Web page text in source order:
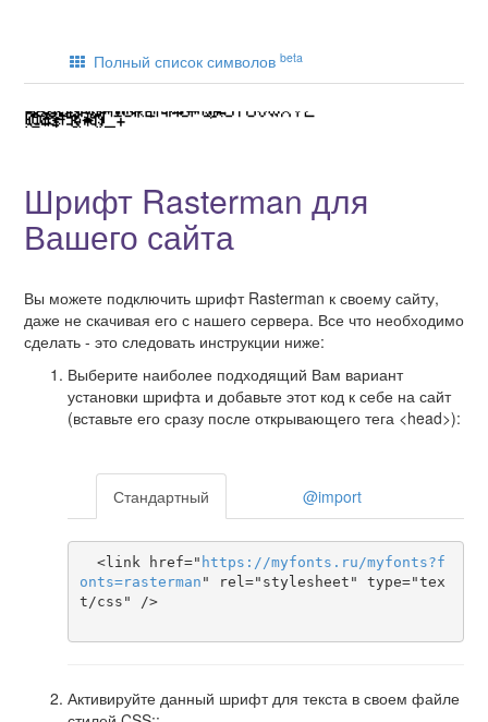
Полный список символов beta
Шрифт Rasterman для
Вашего сайта
Вы можете подключить шрифт Rasterman к своему сайту,
даже не скачивая его с нашего сервера. Все что необходимо
сделать - это следовать инструкции ниже:
Выберите наиболее подходящий Вам вариант
установки шрифта и добавьте этот код к себе на сайт
(вставьте его сразу после открывающего тега <head>):
Стандартный @import
  <link href="
https ://myfonts . ru /myfonts?f
onts=rasterman " rel="stylesheet" type="tex
t/css" />
Активируйте данный шрифт для текста в своем файле